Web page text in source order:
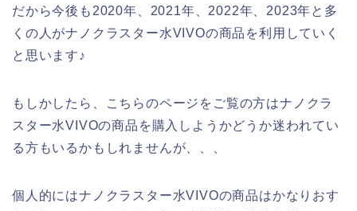
だから今後も2020年、2021年、2022年、2023年と多
くの人がナノクラスター水VIVOの商品を利用していく
と思います♪
もしかしたら、こちらのページをご覧の方はナノクラ
スター水VIVOの商品を購入しようかどうか迷われてい
る方もいるかもしれませんが、、、
個人的にはナノクラスター水VIVOの商品はかなりおす